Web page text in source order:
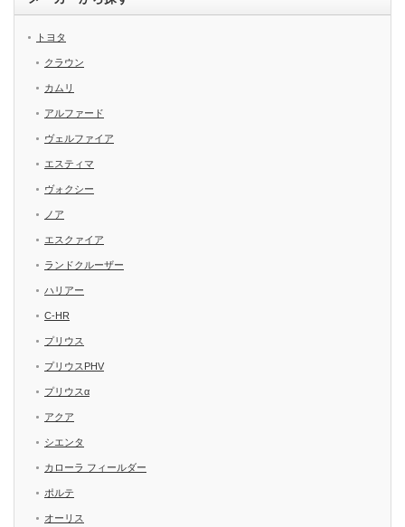
トヨタ
クラウン
カムリ
アルファード
ヴェルファイア
エスティマ
ヴォクシー
ノア
エスクァイア
ランドクルーザー
ハリアー
C-HR
プリウス
プリウスPHV
プリウスα
アクア
シエンタ
カローラ フィールダー
ポルテ
オーリス